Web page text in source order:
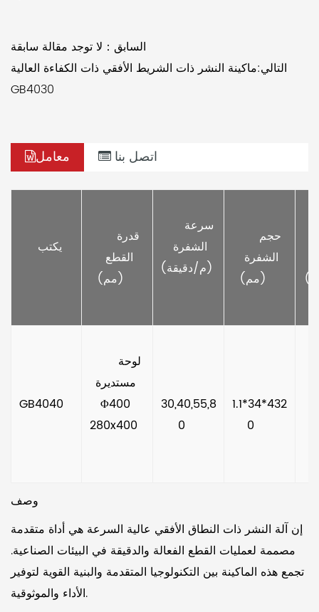
السابق：لا توجد مقالة سابقة
التالي:ماكينة النشر ذات الشريط الأفقي ذات الكفاءة العالية
GB4030
معامل اتصل بنا
القطع
الشفرة
(م/دقيقة)
الشفرة
GB4040
مستديرة
Φ400
280x400
30,40,55,8
0
1.1*34*432
0
وصف
إن آلة النشر ذات النطاق الأفقي عالية السرعة هي أداة متقدمة
مصممة لعمليات القطع الفعالة والدقيقة في البيئات الصناعية.
تجمع هذه الماكينة بين التكنولوجيا المتقدمة والبنية القوية لتوفير
الأداء والموثوقية.